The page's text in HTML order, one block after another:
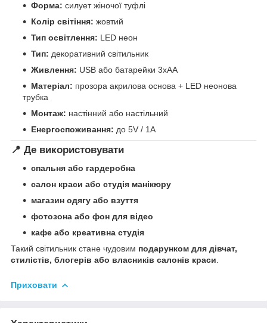
Форма: силует жіночої туфлі
Колір світіння: жовтий
Тип освітлення: LED неон
Тип: декоративний світильник
Живлення: USB або батарейки 3xAA
Матеріал: прозора акрилова основа + LED неонова
трубка
Монтаж: настінний або настільний
Енергоспоживання: до 5V / 1A
📍 Де використовувати
спальня або гардеробна
салон краси або студія манікюру
магазин одягу або взуття
фотозона або фон для відео
кафе або креативна студія
Такий світильник стане чудовим подарунком для дівчат,
стилістів, блогерів або власників салонів краси
Приховати